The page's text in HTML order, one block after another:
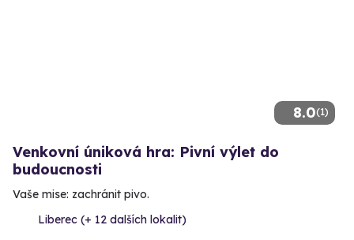
8.0(1)
Venkovní úniková hra: Pivní výlet do
budoucnosti
Vaše mise: zachránit pivo.
Liberec (+ 12 dalších lokalit)